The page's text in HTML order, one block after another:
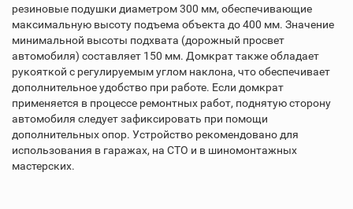
резиновые подушки диаметром 300 мм, обеспечивающие
максимальную высоту подъема объекта до 400 мм. Значение
минимальной высоты подхвата (дорожный просвет
автомобиля) составляет 150 мм. Домкрат также обладает
рукояткой с регулируемым углом наклона, что обеспечивает
дополнительное удобство при работе. Если домкрат
применяется в процессе ремонтных работ, поднятую сторону
автомобиля следует зафиксировать при помощи
дополнительных опор. Устройство рекомендовано для
использования в гаражах, на СТО и в шиномонтажных
мастерских.